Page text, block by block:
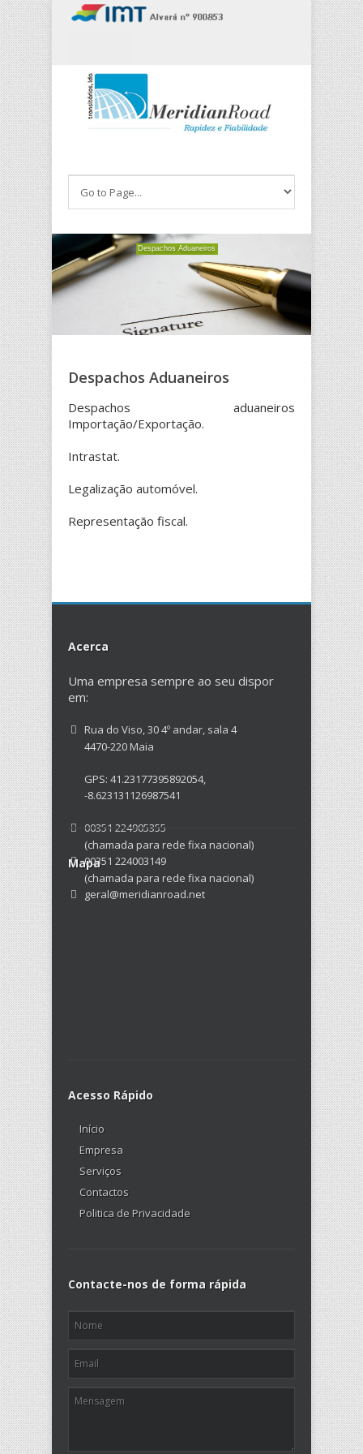
Português
Francês
Despachos Aduaneiros
Despachos Aduaneiros
Despachos aduaneiros
Importação/Exportação.
Intrastat.
Legalização automóvel.
Representação fiscal.
Acerca
Uma empresa sempre ao seu dispor
em:
Rua do Viso, 30 4º andar, sala 4
4470-220 Maia
GPS: 41.23177395892054,
-8.623131126987541
00351 224905355
(chamada para rede fixa nacional)
00351 224003149
(chamada para rede fixa nacional)
geral@meridianroad.net
Mapa
Acesso Rápido
Início
Empresa
Serviços
Contactos
Politica de Privacidade
Contacte-nos de forma rápida